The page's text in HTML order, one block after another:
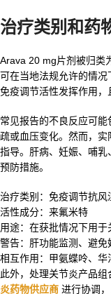
治疗类别和药
Arava 20 mg片剂被归类
可在当地法规允许的情
免疫调节活性发挥作用，
常见报告的不良反应可
疏或血压变化。然而，
指导。肝病、妊娠、哺
预防措施。
治疗类别：免疫调节抗风
活性成分：来氟米特
用途：在获批情况下用
警告：肝功能监测、避
相互作用：甲氨蝶呤、
此外，处理关节炎产品
炎药物供应商 进行协调